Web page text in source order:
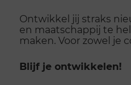
Ontwikkel jij straks
en maatschappij te
maken. Voor zowel je
Blijf je ontwikkelen!